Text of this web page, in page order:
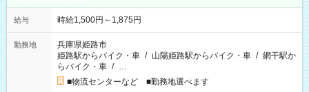
給与 時給1,500円～1,875円
勤務地
兵庫県姫路市
姫路駅からバイク・車 / 山陽姫路駅からバイク・車 / 網干駅か
らバイク・車 / …
■物流センターなど ■勤務地選べます